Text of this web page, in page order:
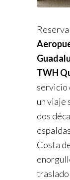
TWH
servicio
un viaje
dos
Costa